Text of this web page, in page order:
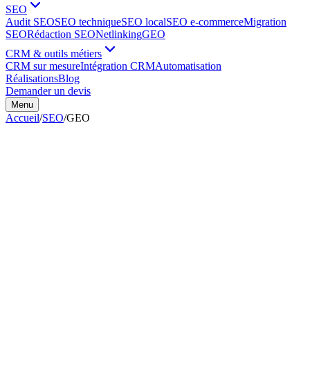
SEO
Audit SEOSEO techniqueSEO localSEO e-commerceMigration
SEORédaction SEONetlinkingGEO
CRM & outils métiers
CRM sur mesureIntégration CRMAutomatisation
RéalisationsBlog
Demander un devis
Menu
Accueil/SEO/GEO